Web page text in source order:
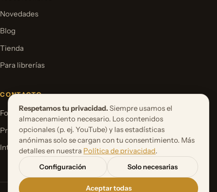
Novedades
Blog
Tienda
Para librerías
CONTACTO
Formulario de contacto
Proponer un proyecto de libro
International Rights
Respetamos tu privacidad. Siempre usamos el
almacenamiento necesario. Los contenidos
opcionales (p. ej. YouTube) y las estadísticas
anónimas solo se cargan con tu consentimiento. Más
detalles en nuestra Política de privacidad.
Configuración
Solo necesarias
Aceptar todas